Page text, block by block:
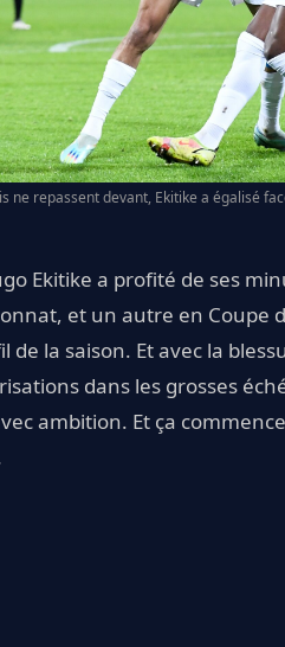
ne repassent devant, Ekitike a égalisé
Ekitike a profité de ses
et un autre en Coupe
la saison. Et avec la
dans les grosses
ambition. Et ça